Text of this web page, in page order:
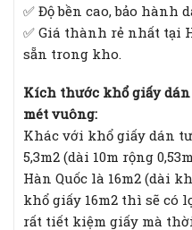
✅ Độ bền cao, bảo hành
✅ Giá thành rẻ nhất tại
sẵn trong kho.
Kích thước khổ giấy
mét vuông:
Khác với khổ giấy dán
5,3m2 (dài 10m rộng
Hàn Quốc là 16m2 (dài
khổ giấy 16m2 thì sẽ
rất tiết kiệm giấy mà